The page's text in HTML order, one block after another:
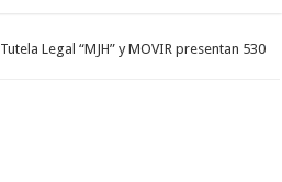
Tutela Legal “MJH” y MOVIR presentan 530